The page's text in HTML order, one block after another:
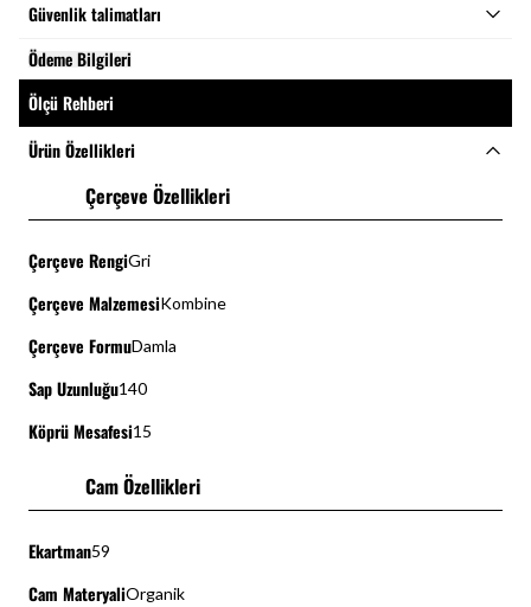
Güvenlik talimatları
Ödeme Bilgileri
Ölçü Rehberi
Ürün Özellikleri
Çerçeve Özellikleri
Çerçeve RengiGri
Çerçeve MalzemesiKombine
Çerçeve FormuDamla
Sap Uzunluğu140
Köprü Mesafesi15
Cam Özellikleri
Ekartman59
Cam MateryaliOrganik